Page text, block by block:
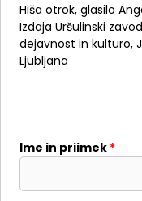
Hiša otrok, glasilo
Izdaja Uršulinski
dejavnost in kulturo,
Ljubljana
Ime in priimek *